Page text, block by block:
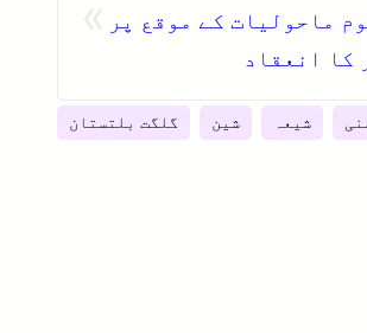
ماحولیات کے موقع پر
کا انعقاد
شیعہ شین گلگت بلتستان